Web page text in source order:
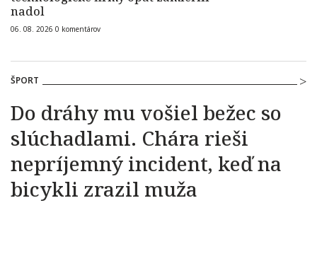
nadol
06. 08. 2026 0 komentárov
ŠPORT